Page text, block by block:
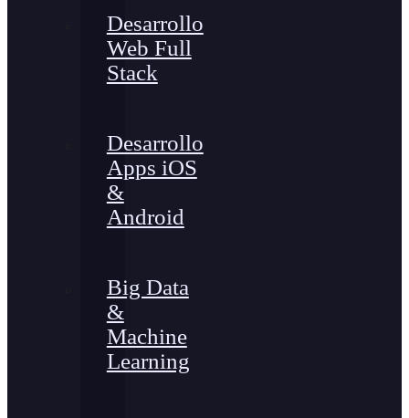
Desarrollo
Web Full
Stack
Desarrollo
Apps iOS
&
Android
Big Data
&
Machine
Learning